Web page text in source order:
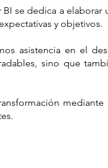
se dedica a
y objetivos.
asistencia en el
sino que